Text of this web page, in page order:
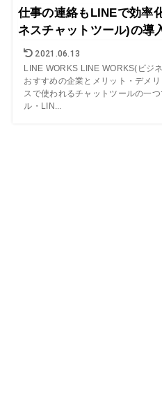
仕事の連絡もLINEで効率
ネスチャットツール)の導
2021.06.13
LINE WORKS LINE WORKS(ビジ
おすすめの企業とメリット・デメ
スで使われるチャットツールの一
ル・LIN...